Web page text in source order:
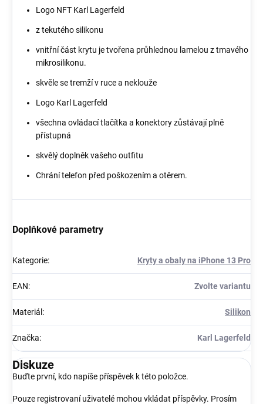
Logo NFT Karl Lagerfeld
z tekutého silikonu
vnitřní část krytu je tvořena průhlednou lamelou z tmavého
mikrosilikonu.
skvěle se tremží v ruce a neklouže
Logo Karl Lagerfeld
všechna ovládací tlačítka a konektory zůstávají plně
přístupná
skvělý doplněk vašeho outfitu
Chrání telefon před poškozením a otěrem.
Doplňkové parametry
Kategorie: Kryty a obaly na iPhone 13 Pro
EAN: Zvolte variantu
Materiál : Silikon
Značka: Karl Lagerfeld
Diskuze
Buďte první, kdo napíše příspěvek k této položce.
Pouze registrovaní uživatelé mohou vkládat příspěvky. Prosím